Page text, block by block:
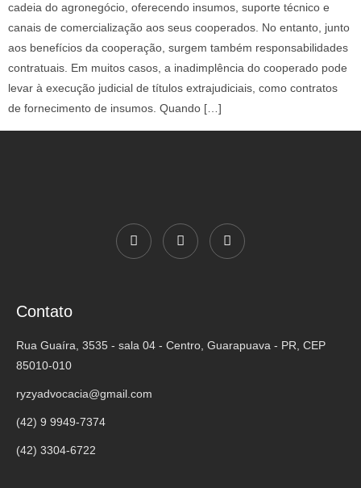
cadeia do agronegócio, oferecendo insumos, suporte técnico e
canais de comercialização aos seus cooperados. No entanto, junto
aos benefícios da cooperação, surgem também responsabilidades
contratuais. Em muitos casos, a inadimplência do cooperado pode
levar à execução judicial de títulos extrajudiciais, como contratos
de fornecimento de insumos. Quando […]
Contato
Rua Guaíra, 3535 - sala 04 - Centro, Guarapuava - PR, CEP
85010-010
ryzyadvocacia@gmail.com
(42) 9 9949-7374
(42) 3304-6722